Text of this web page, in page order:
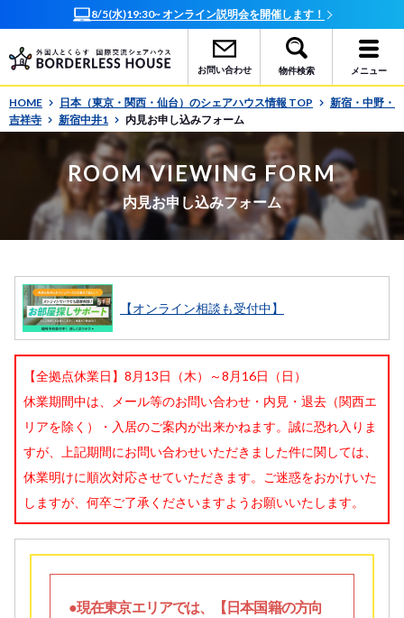
8/5(水)19:30~ オンライン説明会を開催します！
お問い合わせ 物件検索 メニュー
HOME 日本（東京・関西・仙台）のシェアハウス情報 TOP
新宿・中野・
吉祥寺
新宿中井1 内見お申し込みフォーム
ROOM VIEWING FORM
内見お申し込みフォーム
【オンライン相談も受付中】
【全拠点休業日】8月13日（木）～8月16日（日）
休業期間中は、メール等のお問い合わせ・内見・退去（関西エ
リアを除く）・入居のご案内が出来かねます。誠に恐れ入りま
すが、上記期間にお問い合わせいただきました件に関しては、
休業明けに順次対応させていただきます。ご迷惑をおかけいた
しますが、何卒ご了承くださいますようお願いいたします。
●現在東京エリアでは、【日本国籍の方向